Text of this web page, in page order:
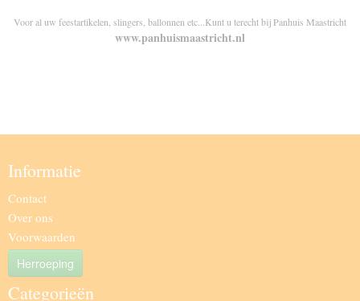
Voor al uw feestartikelen, slingers, ballonnen etc...Kunt u terecht bij Panhuis Maastricht
www.panhuismaastricht.nl
Informatie
Contact
Over ons
Voorwaarden
Herroeping
Categorieën